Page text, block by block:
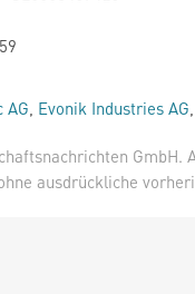
AG, Evonik Industries AG
ausdrückliche